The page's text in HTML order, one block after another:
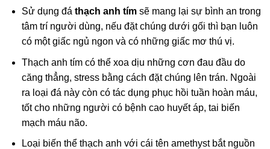
Sử dụng đá thạch anh tímsẽ mang lại sự bình an trong
tâm trí người dùng, nếu đặt chúng dưới gối thì bạn luôn
có một giấc ngủ ngon và có những giấc mơ thú vị.
Thạch anh tím có thể xoa dịu những cơn đau đầu do
căng thẳng, stress bằng cách đặt chúng lên trán. Ngoài
ra loại đá này còn có tác dụng phục hồi tuần hoàn máu,
tốt cho những người có bệnh cao huyết áp, tai biến
mạch máu não.
Loại biến thể thạch anh với cái tên amethyst bắt nguồn